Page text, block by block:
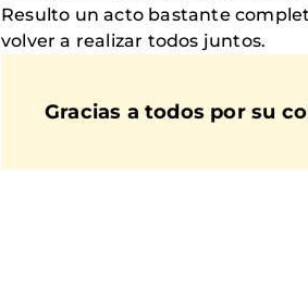
Resulto un acto bastante
volver a realizar todos juntos.
Gracias a todos por su